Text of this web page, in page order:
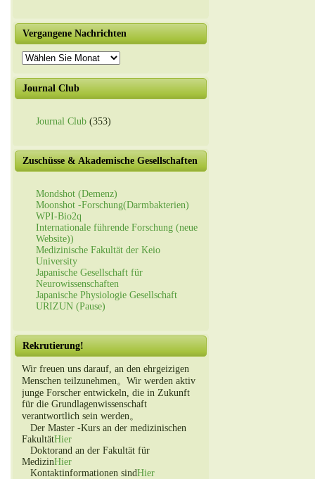
Vergangene Nachrichten
Vergangene
Nachrichten
Journal Club
Journal Club (353)
Zuschüsse & Akademische Gesellschaften
Mondshot (Demenz)
Moonshot -Forschung(Darmbakterien)
WPI-Bio2q
Internationale führende Forschung (neue
Website))
Medizinische Fakultät der Keio
University
Japanische Gesellschaft für
Neurowissenschaften
Japanische Physiologie Gesellschaft
URIZUN (Pause)
Rekrutierung!
Wir freuen uns darauf, an den ehrgeizigen
Menschen teilzunehmen。Wir werden aktiv
junge Forscher entwickeln, die in Zukunft
für die Grundlagenwissenschaft
verantwortlich sein werden。
Der Master -Kurs an der medizinischen
FakultätHier
Doktorand an der Fakultät für
MedizinHier
Kontaktinformationen sindHier